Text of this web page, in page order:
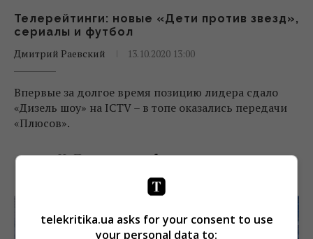
Телерейтинги: новые «Дети против звезд»,
сериалы и футбол
Дмитрий Раевский
13.10.2020 13:00
Впервые за долгое время позицию лидера сдало
«Дизель шоу» на ICTV – в топе оказались передачи
«Плюсов».
Поделиться: Facebook Twitter
telekritika.ua asks for your consent to use
your personal data to: